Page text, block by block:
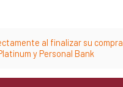
al finalizar su
y Personal Bank